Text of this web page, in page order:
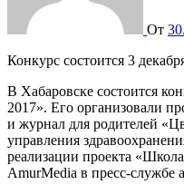
От
Конкурс состоится 3
В Хабаровске состоится
2017». Его организовали
и журнал для родителей
управления
реализации проекта
AmurMedia в пресс-службе